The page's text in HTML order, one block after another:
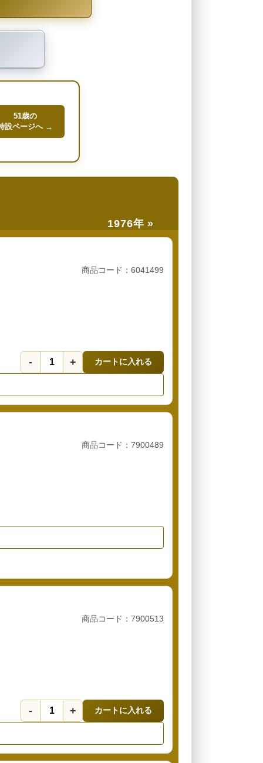
51歳の
設ページへ →
1976年 »
商品コード：6041499
- + カートに入れる
商品コード：7900489
商品コード：7900513
- + カートに入れる